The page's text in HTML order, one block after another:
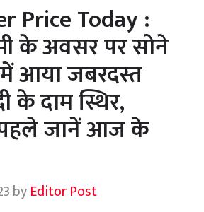
Price Today :
के अवसर पर सोने
आया जबरदस्त
के दाम स्थिर,
जानें आज के
byEditor Post